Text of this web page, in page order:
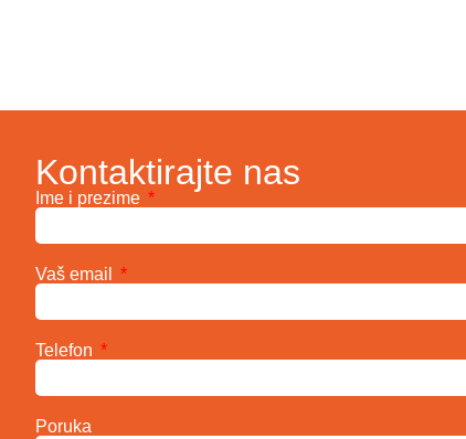
Kontaktirajte nas
Ime i prezime
Vaš email
Telefon
Poruka